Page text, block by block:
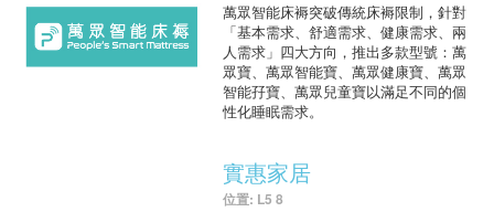
萬眾智能床褥突破傳統床褥限制，針對
「基本需求、舒適需求、健康需求、兩
人需求」四大方向，推出多款型號：萬
眾寶、萬眾智能寶、萬眾健康寶、萬眾
智能孖寶、萬眾兒童寶以滿足不同的個
性化睡眠需求。
實惠家居
位置: L5 8